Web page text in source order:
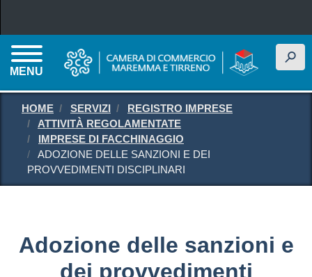
MENU
h
HOME SERVIZI
REGISTRO IMPRESE
ATTIVITÀ REGOLAMENTATE
IMPRESE DI FACCHINAGGIO
ADOZIONE DELLE SANZIONI E DEI
PROVVEDIMENTI DISCIPLINARI
Adozione delle sanzioni e
dei provvedimenti